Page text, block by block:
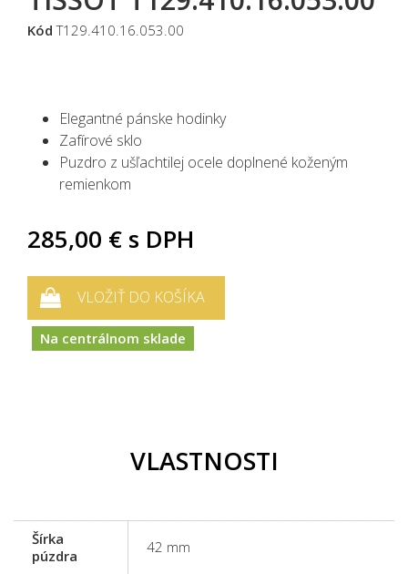
Kód T129.410.16.053.00
Elegantné pánske hodinky
Zafírové sklo
Puzdro z ušľachtilej ocele doplnené koženým
remienkom
285,00 € s DPH
VLOŽIŤ DO KOŠÍKA
Na centrálnom sklade
VLASTNOSTI
Šírka
púzdra
42 mm